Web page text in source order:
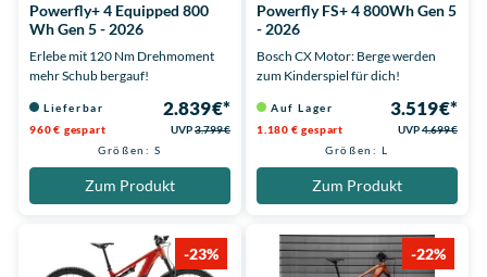
Powerfly+ 4 Equipped 800
Wh Gen 5 - 2026
Erlebe mit 120 Nm Drehmoment
mehr Schub bergauf!
Lieferbar 2.839 €*
960 € gespart UVP3.799 €
Größen: S
Zum Produkt
Powerfly FS+ 4 800Wh Gen 5
- 2026
Bosch CX Motor: Berge werden
zum Kinderspiel für dich!
Auf Lager 3.519 €*
1.180 € gespart UVP4.699 €
Größen: L
Zum Produkt
-23% -22%